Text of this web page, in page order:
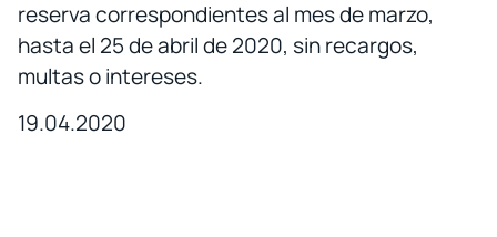
reserva correspondientes al mes de marzo,
hasta el 25 de abril de 2020, sin recargos,
multas o intereses.
19.04.2020